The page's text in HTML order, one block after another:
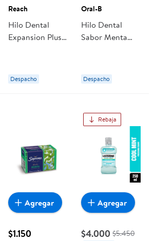
Reach
Hilo Dental
Expansion Plus
Despacho
Oral-B
Hilo Dental
Sabor Menta
Despacho
$1.150
Agregar
Rebaja
$4.000 $5.450
Agregar